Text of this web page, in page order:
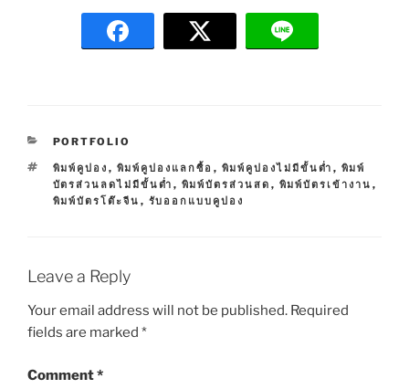
C
T
E
G
E
PORTFOLIO
T
A
G
พิมพ์คูปอง , พิมพ์คูปองแลกซื้อ , พิมพ์คูปองไม่มีขั้นต่ำ , พิมพ์
บัตรส่วนลดไม่มีขั้นต่ำ , พิมพ์บัตรส่วนสด , พิมพ์บัตรเข้างาน ,
พิมพ์บัตรโต๊ะจีน , รับออกแบบคูปอง
Leave a Reply
Your email address will not be published. Required
fields are marked *
Comment*